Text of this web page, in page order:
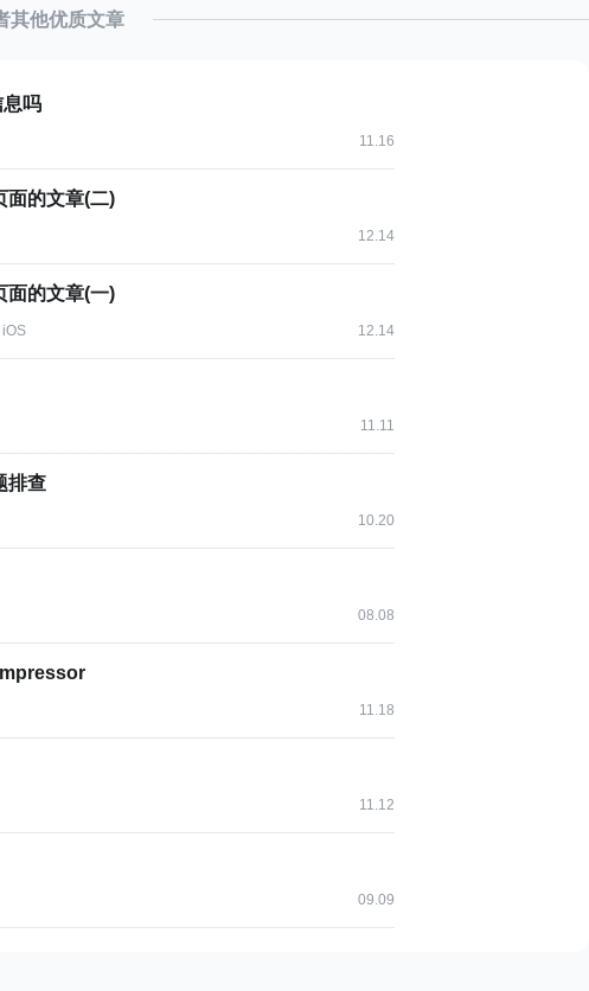
|1 | index_countdate_type_terminal | 2 | channel_ty> |
|1 |
+-------------------------------
索引，但是 update 却没有完全的用上索引，导致 update 没有
，从而引发死锁。
段的组合索引即可让 update 精准的走 innodb 索引，实际上，
了解决。
有和等待的锁，而且还有记录本身，不幸的是，它可能超过
印1M的内容且只能保留最近一次的死锁信息），如果你无法看
建innodb_monitor或innodb_lock_monitor表，这样innodb
录到错误日志中。如：create table innodb_monitor(a
日志中时就删掉这个表即可。
语句失败，而不是整个事务里的所有 update 都
的：
|
其他优质文章
吗
11.16
面的文章(二)
12.14
面的文章(一)
iOS 12.14
11.11
排查
10.20
08.08
11.18
11.12
09.09